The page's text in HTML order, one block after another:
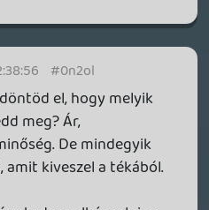
#0n2oh
XML-be is be
csak azért